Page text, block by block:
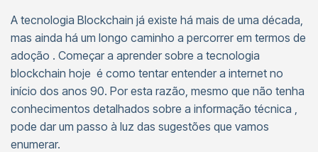
A tecnologia Blockchain já existe há mais de uma década,
mas ainda há um longo caminho a percorrer em termos de
adoção . Começar a aprender sobre a tecnologia
blockchain hoje é como tentar entender a internet no
início dos anos 90. Por esta razão, mesmo que não tenha
conhecimentos detalhados sobre a informação técnica ,
pode dar um passo à luz das sugestões que vamos
enumerar.